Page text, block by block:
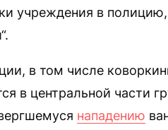
учреждения в
в том числе
в центральной части
нападению